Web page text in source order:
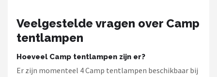
Veelgestelde vragen over Camp
tentlampen
Hoeveel Camp tentlampen zijn er?
Er zijn momenteel 4 Camp tentlampen beschikbaar bij